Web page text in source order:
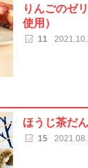
りんごのゼ
使用）
11
ほうじ茶だ
15